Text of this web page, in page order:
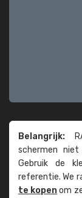
Belangrijk:
schermen niet
Gebruik de
referentie. We
te kopenom